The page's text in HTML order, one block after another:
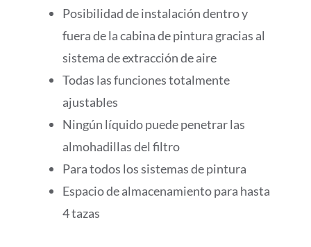
Posibilidad de instalación dentro y
fuera de la cabina de pintura gracias al
sistema de extracción de aire
Todas las funciones totalmente
ajustables
Ningún líquido puede penetrar las
almohadillas del filtro
Para todos los sistemas de pintura
Espacio de almacenamiento para hasta
4 tazas